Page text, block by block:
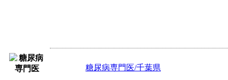
糖尿病専門医/千葉県